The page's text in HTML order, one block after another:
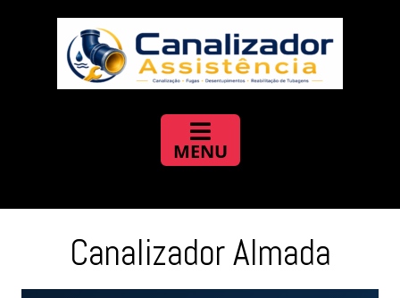
Canalizador Almada